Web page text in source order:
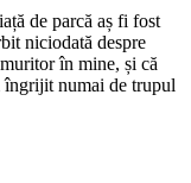
de parcă aș fi fost
niciodată despre
în mine, și că
îngrijit numai de trupul